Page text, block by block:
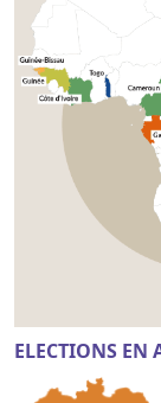
ELECTIONS EN